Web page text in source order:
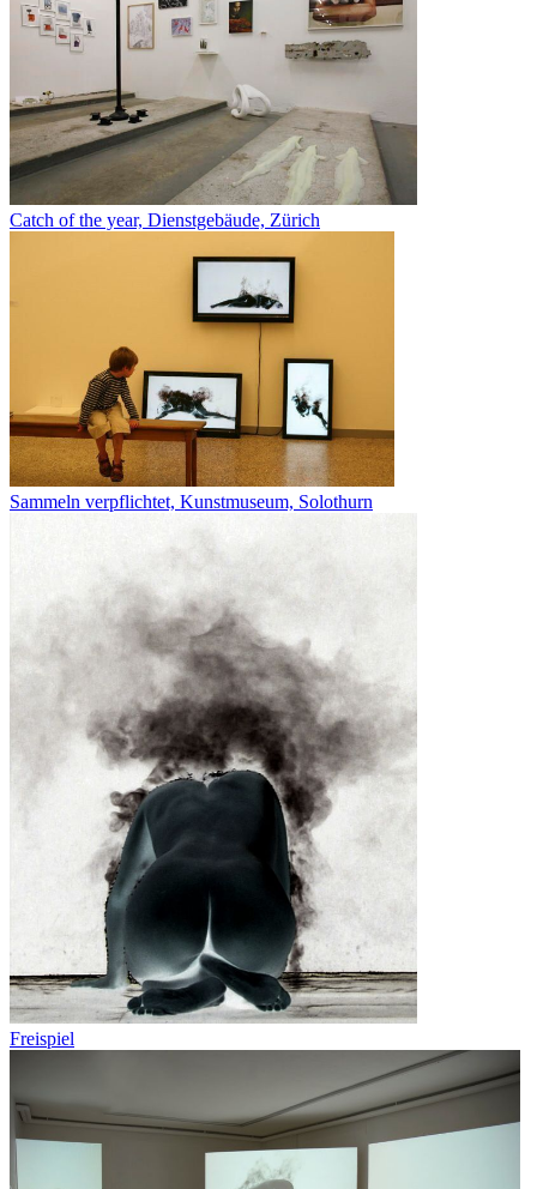
Catch of the year, Dienstgebäude, Zürich
Sammeln verpflichtet, Kunstmuseum, Solothurn
Freispiel